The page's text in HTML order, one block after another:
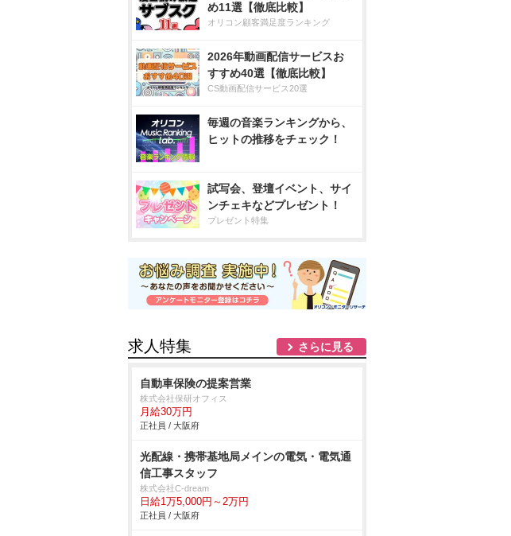
め11選【徹底比較】
オリコン顧客満足度ランキング
2026年動画配信サービスお
すすめ40選【徹底比較】
CS動画配信サービス20選
毎週の音楽ランキングから、
ヒットの推移をチェック！
試写会、登壇イベント、サイ
ンチェキなどプレゼント！
プレゼント特集
求人特集 さらに見る
自動車保険の提案営業
株式会社保研オフィス
月給30万円
正社員 / 大阪府
光配線・携帯基地局メインの電気・電気通
信工事スタッフ
株式会社C-dream
日給1万5,000円～2万円
正社員 / 大阪府